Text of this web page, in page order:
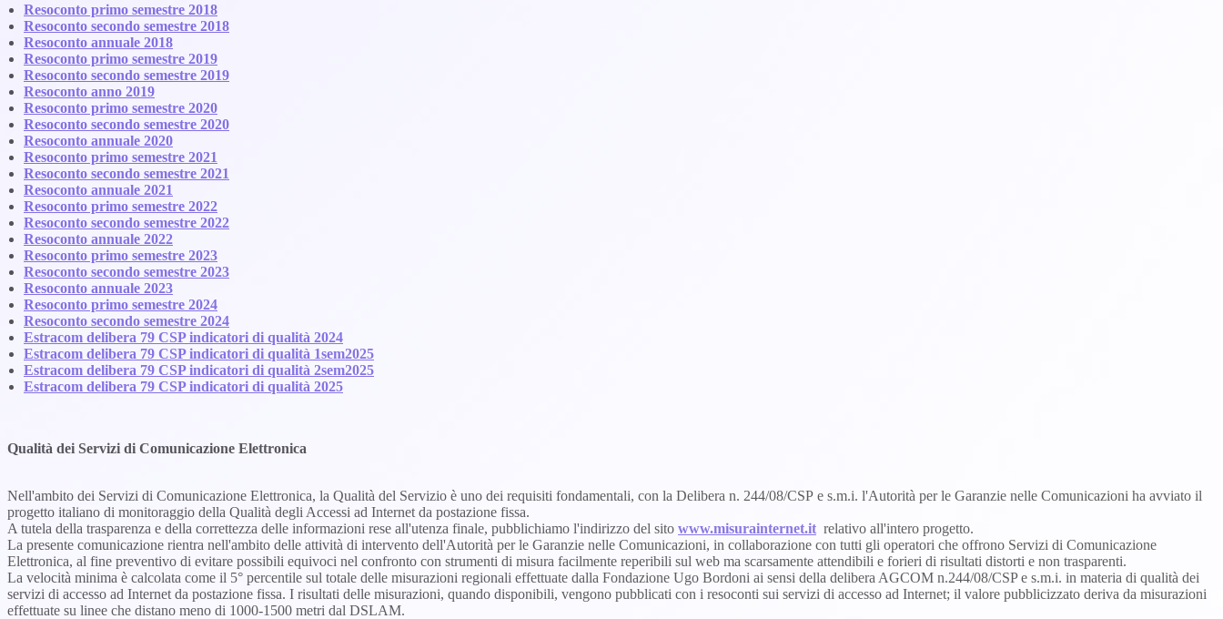
Resoconto primo semestre 2018
Resoconto secondo semestre 2018
Resoconto annuale 2018
Resoconto primo semestre 2019
Resoconto secondo semestre 2019
Resoconto anno 2019
Resoconto primo semestre 2020
Resoconto secondo semestre 2020
Resoconto annuale 2020
Resoconto primo semestre 2021
Resoconto secondo semestre 2021
Resoconto annuale 2021
Resoconto primo semestre 2022
Resoconto secondo semestre 2022
Resoconto annuale 2022
Resoconto primo semestre 2023
Resoconto secondo semestre 2023
Resoconto annuale 2023
Resoconto primo semestre 2024
Resoconto secondo semestre 2024
Estracom delibera 79 CSP indicatori di qualità 2024
Estracom delibera 79 CSP indicatori di qualità 1sem2025
Estracom delibera 79 CSP indicatori di qualità 2sem2025
Estracom delibera 79 CSP indicatori di qualità 2025
Qualità dei Servizi di Comunicazione Elettronica
Nell'ambito dei Servizi di Comunicazione Elettronica, la Qualità del Servizio è uno dei requisiti fondamentali, con la Delibera n. 244/08/CSP e s.m.i. l'Autorità per le Garanzie nelle Comunicazioni ha avviato il
progetto italiano di monitoraggio della Qualità degli Accessi ad Internet da postazione fissa.
A tutela della trasparenza e della correttezza delle informazioni rese all'utenza finale, pubblichiamo l'indirizzo del sito www.misurainternet.it relativo all'intero progetto.
La presente comunicazione rientra nell'ambito delle attività di intervento dell'Autorità per le Garanzie nelle Comunicazioni, in collaborazione con tutti gli operatori che offrono Servizi di Comunicazione
Elettronica, al fine preventivo di evitare possibili equivoci nel confronto con strumenti di misura facilmente reperibili sul web ma scarsamente attendibili e forieri di risultati distorti e non trasparenti.
La velocità minima è calcolata come il 5° percentile sul totale delle misurazioni regionali effettuate dalla Fondazione Ugo Bordoni ai sensi della delibera AGCOM n.244/08/CSP e s.m.i. in materia di qualità dei
servizi di accesso ad Internet da postazione fissa. I risultati delle misurazioni, quando disponibili, vengono pubblicati con i resoconti sui servizi di accesso ad Internet; il valore pubblicizzato deriva da misurazioni
effettuate su linee che distano meno di 1000-1500 metri dal DSLAM.